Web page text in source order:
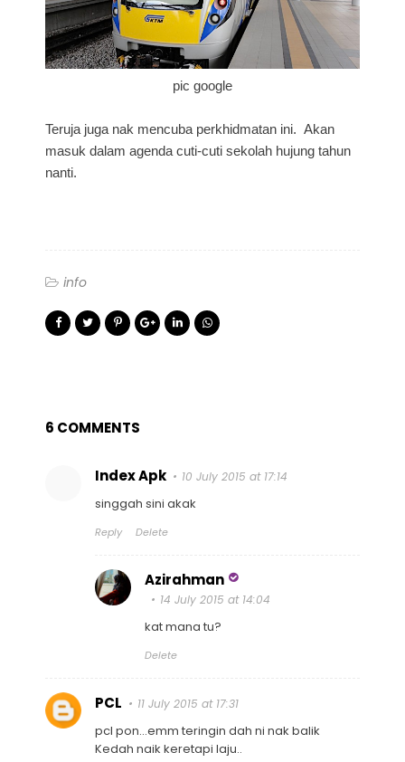
pic google
Teruja juga nak mencuba perkhidmatan ini. Akan
masuk dalam agenda cuti-cuti sekolah hujung tahun
nanti.
info
6 COMMENTS
Index Apk 10 July 2015 at 17:14
singgah sini akak
Reply Delete
Azirahman
14 July 2015 at 14:04
kat mana tu?
Delete
PCL 11 July 2015 at 17:31
pcl pon...emm teringin dah ni nak balik
Kedah naik keretapi laju..